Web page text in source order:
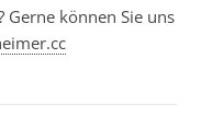
Gerne können Sie uns